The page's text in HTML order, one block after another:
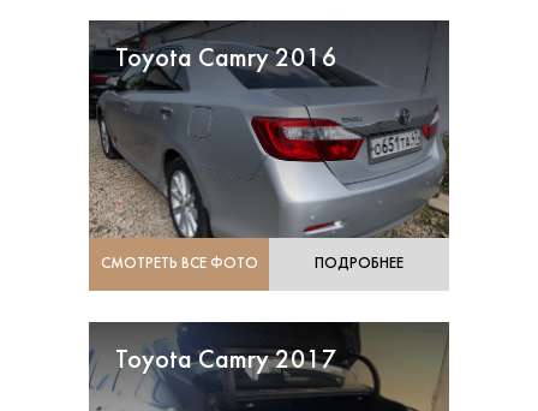
Toyota Camry 2016
СМОТРЕТЬ ВСЕ ФОТО ПОДРОБНЕЕ
Toyota Camry 2017